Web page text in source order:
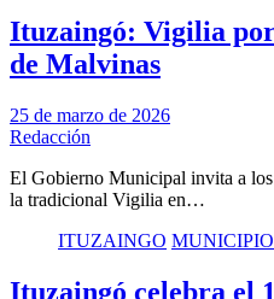
Ituzaingó: Vigilia
de Malvinas
25 de marzo de 2026
Redacción
El Gobierno Municipal invita a
la tradicional Vigilia en…
ITUZAINGO
Ituzaingó celebra el